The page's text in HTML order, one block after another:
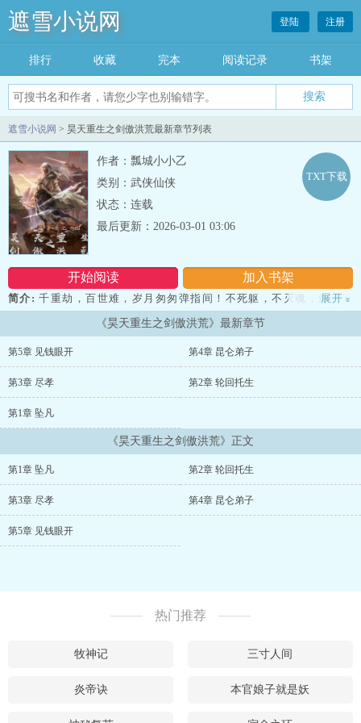
遮雪小说网 登陆 注册
排行 收藏 完本 阅读记录 书架
遮雪小说网 > 昊天重生之剑傲洪荒最新章节列表
作者：瓢城小小乙
类别：武侠仙侠
状态：连载
开始阅读 加入书架
TXT下载
最后更新：2026-03-01 03:06
简介: 千重劫，百世难，岁月匆匆弹指间！不死躯，不灭魂，烁古震
今无人敌！ 待到乾坤逆转时，以我仙剑傲洪荒！........九龙驭神兵，
先天圣人惊，脚踩凌霄殿，手覆洪荒天！ （PS简介苍白无力，但剧
情跌宕起伏，且自带三分钱的虐心效果，请自行到书中体会！ 承受
展开 »
《昊天重生之剑傲洪荒》最新章节
第5章 见钱眼开 第4章 昆仑弟子
第3章 尽孝 第2章 轮回托生
第1章 坠凡
《昊天重生之剑傲洪荒》正文
第1章 坠凡 第2章 轮回托生
第3章 尽孝 第4章 昆仑弟子
第5章 见钱眼开
热门推荐
牧神记 三寸人间
炎帝诀 本官娘子就是妖